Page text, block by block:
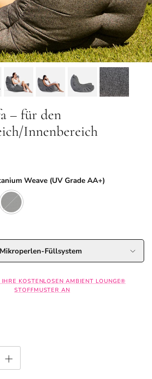
– für den
Innenbereich
Weave (UV Grade AA+)
Grade AA+)
(UV Grade AA+)
Black Rock (Sunbrella)
Füllsystem
IHRE KOSTENLOSEN AMBIENT LOUNGE®
STOFFMUSTER AN